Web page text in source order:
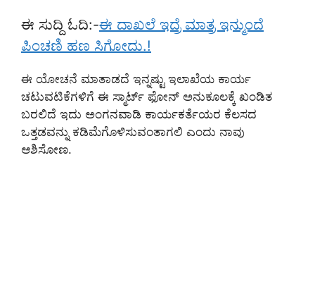
ಈ ಸುದ್ದಿ ಓದಿ:-ಈ ದಾಖಲೆ ಇದ್ರೆ ಮಾತ್ರ ಇನ್ಮುಂದೆ
ಪಿಂಚಣಿ ಹಣ ಸಿಗೋದು.!
ಈ ಯೋಚನೆ ಮಾತಾಡದೆ ಇನ್ನಷ್ಟು ಇಲಾಖೆಯ ಕಾರ್ಯ
ಚಟುವಟಿಕೆಗಳಿಗೆ ಈ ಸ್ಮಾರ್ಟ್ ಫೋನ್ ಅನುಕೂಲಕ್ಕೆ ಖಂಡಿತ
ಬರಲಿದೆ ಇದು ಅಂಗನವಾಡಿ ಕಾರ್ಯಕರ್ತೆಯರ ಕೆಲಸದ
ಒತ್ತಡವನ್ನು ಕಡಿಮೆಗೊಳಿಸುವಂತಾಗಲಿ ಎಂದು ನಾವು
ಆಶಿಸೋಣ.